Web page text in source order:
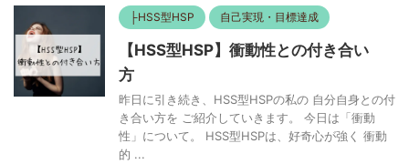
├HSS型HSP 自己実現・目標達成
【HSS型HSP】衝動性との付き合い
方
昨日に引き続き、HSS型HSPの私の 自分自身との付
き合い方を ご紹介していきます。 今日は「衝動
性」について。 HSS型HSPは、好奇心が強く 衝動
的 ...